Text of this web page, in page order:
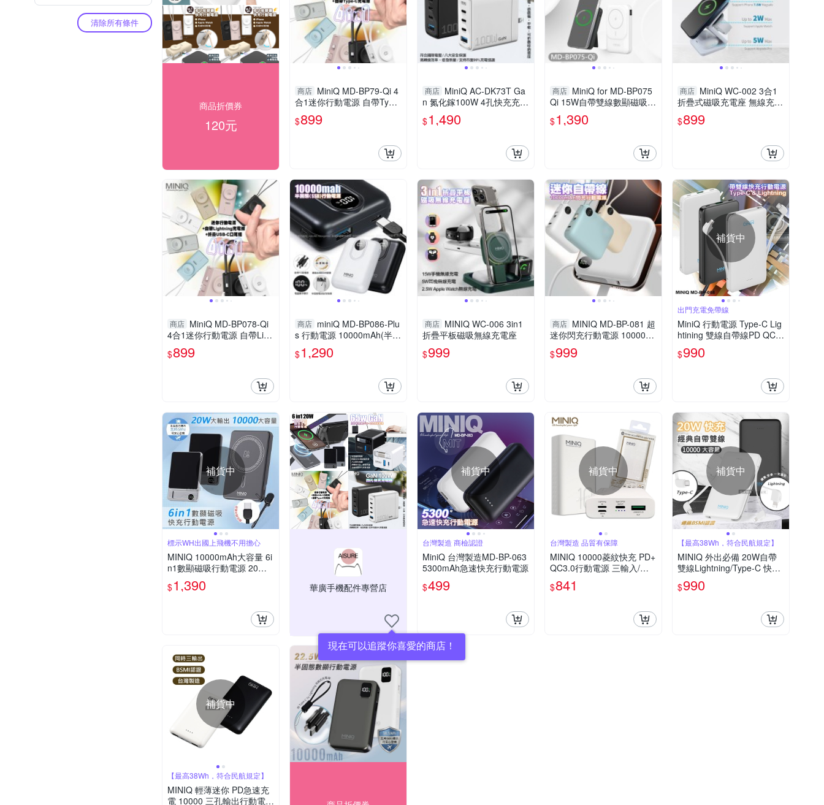
清除所有條件
商品折價券
120元
商店 MiniQ MD-BP79-Qi 4
合1迷你行動電源 自帶Type-
C充電線 加固式摺疊充電頭
$899
商店 MiniQ AC-DK73T Ga
n 氮化鎵100W 4孔快充充電
$1,490
商店 MiniQ for MD-BP075
Qi 15W自帶雙線數顯磁吸無
線閃充行動電源
$1,390
商店 MiniQ WC-002 3合1
折疊式磁吸充電座 無線充電
座(附Type-C充電線)
$899
商店 MiniQ MD-BP078-Qi
4合1迷你行動電源 自帶Ligh
tning充電線+摺疊Type-C插
頭(台灣製)
$899
商店 miniQ MD-BP086-Plu
s 行動電源 10000mAh(半固
態 22.5W 雙向快充 Type-C
掛繩線)
$1,290
商店 MINIQ WC-006 3in1
折疊平板磁吸無線充電座
$999
商店 MINIQ MD-BP-081 超
迷你閃充行動電源 10000m
Ah PD快充 雙向快充 自帶線
Type-C
$999
補貨中
出門充電免帶線
MiniQ 行動電源 Type-C Lig
htining 雙線自帶線PD QC 1
8W 20W 快充 快充行動電源
行動電源自帶線
$990
補貨中
標示WH出國上飛機不用擔心
MINIQ 10000mAh大容量 6i
n1數顯磁吸行動電源 20W
快充/隱型支架
$1,390 華廣手機配件專營店
現在可以追蹤你喜愛的商店！
補貨中
台灣製造 商檢認證
MiniQ 台灣製造MD-BP-063
5300mAh急速快充行動電源
$499
補貨中
台灣製造 品質有保障
MINIQ 10000菱紋快充 PD+
QC3.0行動電源 三輸入/雙
輸出支援全機種 台灣製造
$841
補貨中
【最高38Wh，符合民航規定】
MINIQ 外出必備 20W自帶
雙線Lightning/Type-C 快充
行動電源 台灣製造
$990
補貨中
【最高38Wh，符合民航規定】
MINIQ 輕薄迷你 PD急速充
電 10000 三孔輸出行動電源